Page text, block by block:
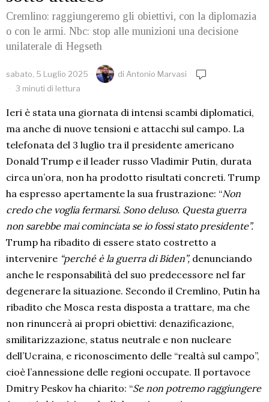
Cremlino: raggiungeremo gli obiettivi, con la diplomazia
o con le armi. Nbc: stop alle munizioni una decisione
unilaterale di Hegseth
sabato, 5 Luglio 2025 di Antonio Marvasi
3 minuti di lettura
Ieri è stata una giornata di intensi scambi diplomatici,
ma anche di nuove tensioni e attacchi sul campo. La
telefonata del 3 luglio tra il presidente americano
Donald Trump e il leader russo Vladimir Putin, durata
circa un’ora, non ha prodotto risultati concreti. Trump
ha espresso apertamente la sua frustrazione: “Non
credo che voglia fermarsi. Sono deluso. Questa guerra
non sarebbe mai cominciata se io fossi stato presidente”.
Trump ha ribadito di essere stato costretto a
intervenire “perché è la guerra di Biden”, denunciando
anche le responsabilità del suo predecessore nel far
degenerare la situazione. Secondo il Cremlino, Putin ha
ribadito che Mosca resta disposta a trattare, ma che
non rinuncerà ai propri obiettivi: denazificazione,
smilitarizzazione, status neutrale e non nucleare
dell’Ucraina, e riconoscimento delle “realtà sul campo”,
cioè l’annessione delle regioni occupate. Il portavoce
Dmitry Peskov ha chiarito: “Se non potremo raggiungere